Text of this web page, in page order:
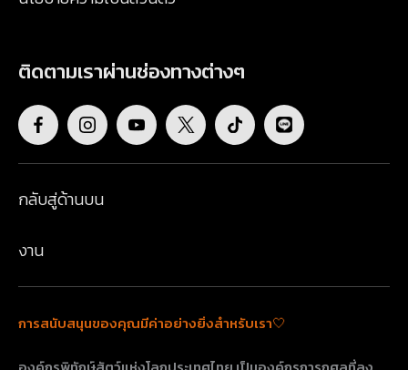
ติดตามเราผ่านช่องทางต่างๆ
กลับสู่ด้านบน
งาน
การสนับสนุนของคุณมีค่าอย่างยิ่งสำหรับเรา🤍